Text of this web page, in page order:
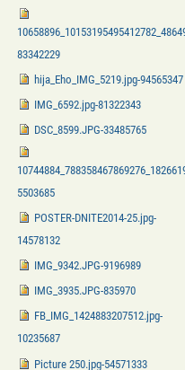
83342229
hija_Eho_IMG_5219.jpg-94565347
IMG_6592.jpg-81322343
DSC_8599.JPG-33485765
5503685
POSTER-DNITE2014-25.jpg-
14578132
IMG_9342.JPG-9196989
IMG_3935.JPG-835970
FB_IMG_1424883207512.jpg-
10235687
Picture 250.jpg-54571333